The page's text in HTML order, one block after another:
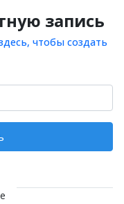
запись
чтобы создать